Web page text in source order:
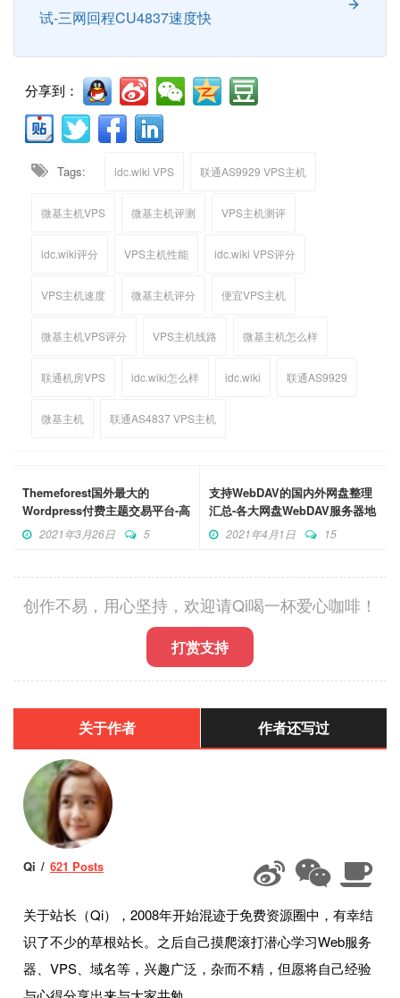
试-三网回程CU4837速度快
分享到：
Tags: idc.wiki VPS 联通AS9929 VPS主机
微基主机VPS 微基主机评测 VPS主机测评
idc.wiki评分 VPS主机性能 idc.wiki VPS评分
VPS主机速度 微基主机评分 便宜VPS主机
微基主机VPS评分 VPS主机线路 微基主机怎么样
联通机房VPS idc.wiki怎么样 idc.wiki 联通AS9929
微基主机 联通AS4837 VPS主机
Themeforest国外最大的
Wordpress付费主题交易平台-高
质量WP主题
2021年3月26日 5
支持WebDAV的国内外网盘整理
汇总-各大网盘WebDAV服务器地
址及连接方式
2021年4月1日 15
创作不易，用心坚持，欢迎请Qi喝一杯爱心咖啡！
打赏支持
关于作者 作者还写过
Qi 621 Posts
关于站长（Qi），2008年开始混迹于免费资源圈中，有幸结
识了不少的草根站长。之后自己摸爬滚打潜心学习Web服务
器、VPS、域名等，兴趣广泛，杂而不精，但愿将自己经验